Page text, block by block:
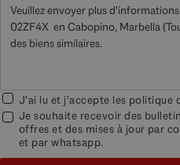
J'ai lu et j'accepte les politique
Je souhaite recevoir des
offres et des mises à jour par
et par whatsapp.